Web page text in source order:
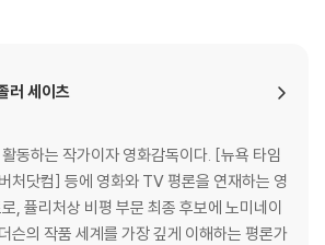
랜드 부다페스트 호텔〉의 음악 by 올리비아 콜
데스플라 인터뷰
다페스트 호텔〉의 프로덕션 디자인 by 스티븐 분
: 아담 슈토크하우젠 인터뷰
뷰
리칸
러 세이츠
동하는 작가이자 영화감독이다. [뉴욕 타임
닷컴] 등에 영화와 TV 평론을 연재하는 영
, 퓰리처상 비평 부문 최종 후보에 노미네이
슨의 작품 세계를 가장 깊게 이해하는 평론가